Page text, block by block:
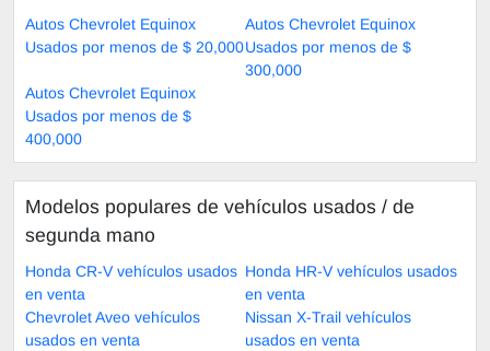
Autos Chevrolet Equinox
Usados por menos de $ 20,000
Autos Chevrolet Equinox
Usados por menos de $
300,000
Autos Chevrolet Equinox
Usados por menos de $
400,000
Modelos populares de vehículos usados ​​/ de
segunda mano
Honda CR-V vehículos usados
en venta
Honda HR-V vehículos usados
en venta
Chevrolet Aveo vehículos
usados en venta
Nissan X-Trail vehículos
usados en venta